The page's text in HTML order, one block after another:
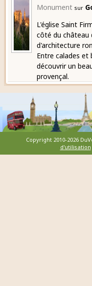
Monument sur
L'église Saint
côté du château
d'architecture
Entre calades et
découvrir un
provençal.
Copyright 2010-2026
d'utilisation